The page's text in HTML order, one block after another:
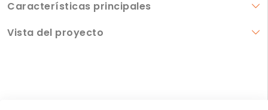
Características principales
Vista del proyecto